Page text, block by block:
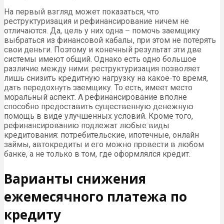
На первый взгляд может показаться, что
реструктуризация и рефинансирование ничем не
отличаются. Да, цель у них одна – помочь заемщику
выбраться из финансовой кабалы, при этом не потерять
свои деньги. Поэтому и конечный результат эти две
системы имеют общий. Однако есть одно большое
различие между ними: реструктуризация позволяет
лишь снизить кредитную нагрузку на какое-то время,
дать передохнуть заемщику. То есть, имеет место
моральный аспект. А рефинансирование вполне
способно предоставить существенную денежную
помощь в виде улучшенных условий. Кроме того,
рефинансированию подлежат любые виды
кредитования: потребительские, ипотечные, онлайн
займы, автокредиты и его можно провести в любом
банке, а не только в том, где оформлялся кредит.
Варианты снижения
ежемесячного платежа по
кредиту